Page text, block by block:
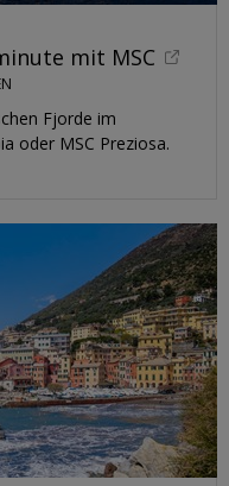
mit MSC
Fjorde im
oder MSC Preziosa.